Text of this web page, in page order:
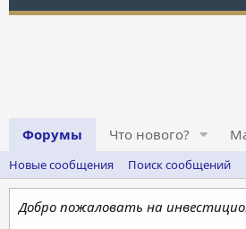
Форумы Что нового?
Новые сообщения Поиск сообщений
Добро пожаловать на